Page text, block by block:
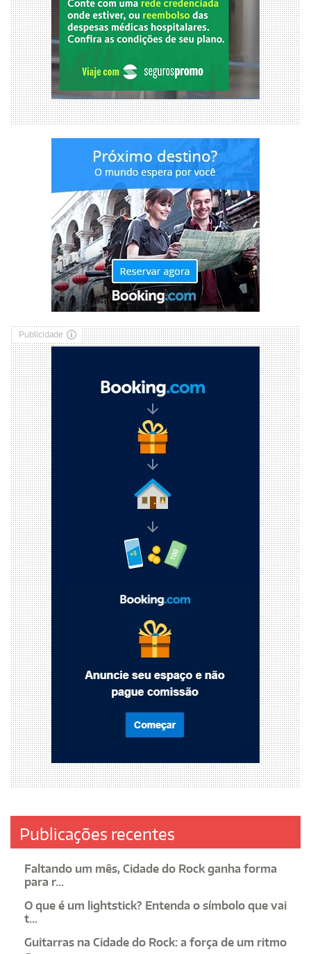
Publicidade
Publicações recentes
Faltando um mês, Cidade do Rock ganha forma
para r...
O que é um lightstick? Entenda o símbolo que vai
t...
Guitarras na Cidade do Rock: a força de um ritmo